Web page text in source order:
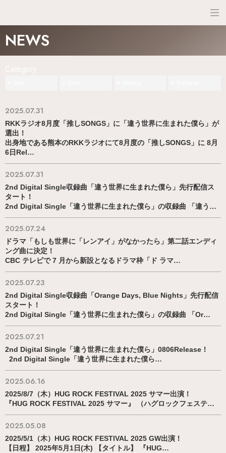
NEWS
2025.07.31
RKKラジオ8月度「推しSONGS」に「違う世界に生まれた僕ら」が
選出！
出身地である熊本のRKKラジオにて8月度の「推しSONGS」に 8月
6日Rel…
2025.07.31
2nd Digital Single収録曲「違う世界に生まれた僕ら」先行配信ス
タート！
2nd Digital Single「違う世界に生まれた僕ら」の収録曲 「違う…
2025.07.24
ドラマ「もしも世界に「レンアイ」がなかったら」第二話エンディ
ング曲に決定！
CBC テレビで 7 月から新設となるドラマ枠「ド ラマ…
2025.07.23
2nd Digital Single収録曲「Orange Days, Blue Nights」先行配信
スタート！
2nd Digital Single「違う世界に生まれた僕ら」の収録曲 「Or…
2025.07.21
2nd Digital Single「違う世界に生まれた僕ら」0806Release！
2nd Digital Single「違う世界に生まれた僕ら…
2025.06.16
2025/8/7（木）HUG ROCK FESTIVAL 2025 サマー出演！
『HUG ROCK FESTIVAL 2025 サマー』 （ハグロックフェステ…
2025.05.08
2025/5/1（木）HUG ROCK FESTIVAL 2025 GW出演！
【日程】 2025年5月1日(木) 【タイトル】 『HUG…